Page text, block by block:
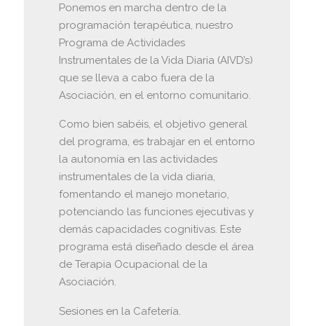
Ponemos en marcha dentro de la
programación terapéutica, nuestro
Programa de Actividades
Instrumentales de la Vida Diaria (AIVD’s)
que se lleva a cabo fuera de la
Asociación, en el entorno comunitario.
Como bien sabéis, el objetivo general
del programa, es trabajar en el entorno
la autonomía en las actividades
instrumentales de la vida diaria,
fomentando el manejo monetario,
potenciando las funciones ejecutivas y
demás capacidades cognitivas. Este
programa está diseñado desde el área
de Terapia Ocupacional de la
Asociación.
Sesiones en la Cafetería.